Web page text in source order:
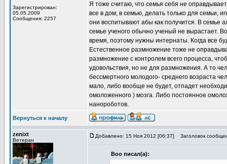
Зарегистрирован:
05.05.2009
Сообщения: 2257
Я тоже считаю, что семья себя не
все в дом, в семью, делать только для семьи,
они воспитывают абы как получится. В семье
семье ученого обычно ученый не вырастает.
время, поэтому нужны интернаты. Когда все
Естественное размножение тоже не
размножение с контролем всего процесса,
удовольствия, но не для размножения. А то
бессмертного молодого- среднего возраста
мало, либо вообще не будет, отпадет
омоложенного ) мозга. Либо постоянное
нанороботов.
Вернуться к началу
zenixt
Ветеран
Добавлено: 15 Ноя 2012 [06:37] Заголовок
Boo писал(а):